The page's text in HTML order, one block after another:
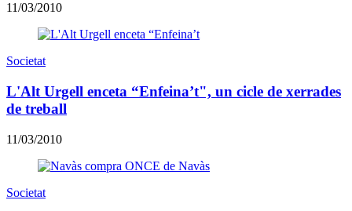
11/03/2010
Societat
L'Alt Urgell enceta “Enfeina’t", un cicle de xerrades
de treball
11/03/2010
Societat